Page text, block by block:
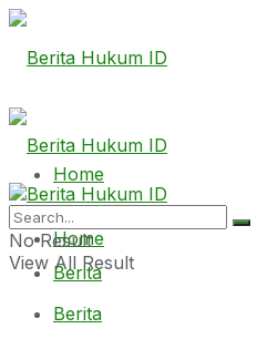
Home
Berita
Home
Berita
No Result
View All Result